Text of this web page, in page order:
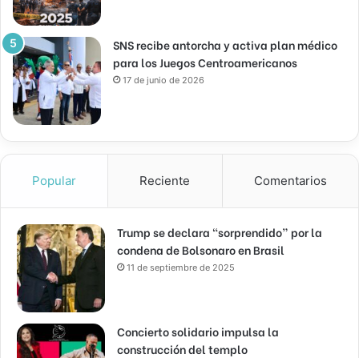
SNS recibe antorcha y activa plan médico
para los Juegos Centroamericanos
17 de junio de 2026
Popular Reciente Comentarios
Trump se declara “sorprendido” por la
condena de Bolsonaro en Brasil
11 de septiembre de 2025
Concierto solidario impulsa la
construcción del templo